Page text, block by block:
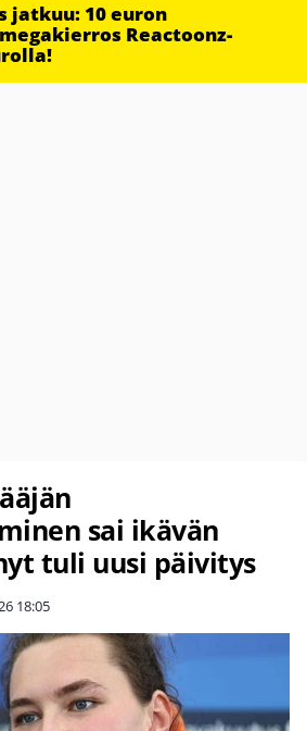
jatkuu: 10 euron
Reactoonz-
sai ikävän
tuli uusi päivitys
18:05